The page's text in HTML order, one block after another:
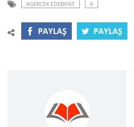
#GERCEK EDEBIYAT #